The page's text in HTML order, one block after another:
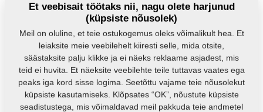
Et veebisait töötaks nii, nagu olete harjunud
(küpsiste nõusolek)
Meil on oluline, et teie ostukogemus oleks võimalikult hea. Et
leiaksite meie veebilehelt kiiresti selle, mida otsite,
säästaksite palju klikke ja ei näeks reklaame asjadest, mis
teid ei huvita. Et näeksite veebilehte teile tuttavas vaates ega
peaks iga kord sisse logima. Seetõttu vajame teie nõusolekut
küpsiste kasutamiseks. Klõpsates “OK”, nõustute küpsiste
seadistustega, mis võimaldavad meil pakkuda teie andmetel